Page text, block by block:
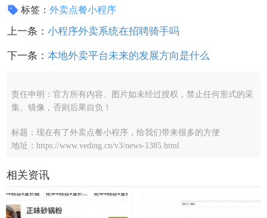
标签：外卖点餐小程序
上一条： 小程序外卖系统在招聘骑手吗
下一条： 本地外卖平台未来的发展方向是什么
责任申明：官方所有内容、图片如未经过授权，禁止任何形式的采
集、镜像，否则后果自负！
标题：现在有了外卖点餐小程序，给我们带来很多的方便
地址：https://www.veding.cn/v3/news-1385.html
相关资讯